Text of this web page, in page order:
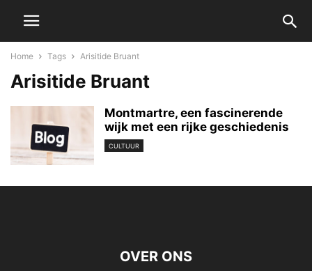
Home Tags Arisitide Bruant
Arisitide Bruant
Montmartre, een fascinerende
wijk met een rijke geschiedenis
CULTUUR
OVER ONS